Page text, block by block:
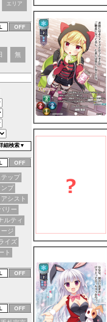
エリア
無
細検索▼
ップ
プ
アシスト
リー
ルティ
ジ
イズ
ト